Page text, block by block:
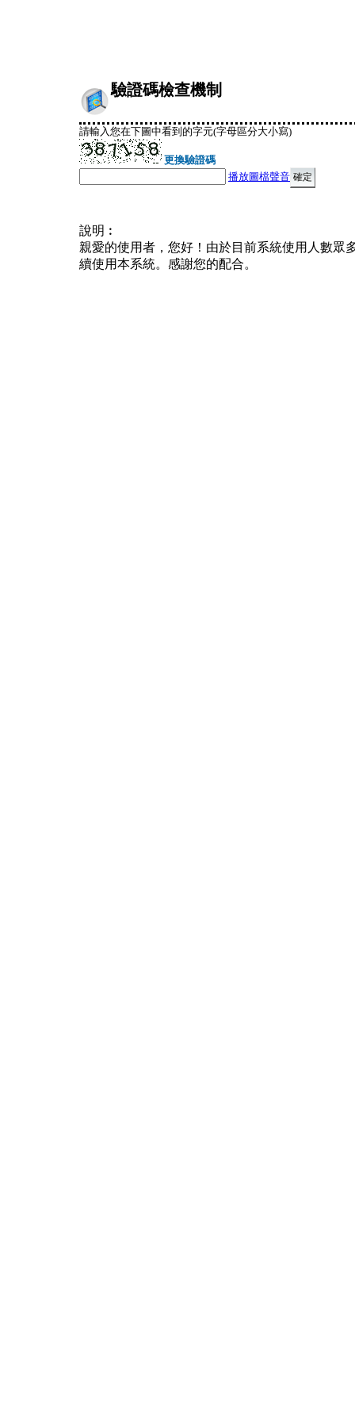
驗證碼檢查機制
請輸入您在下圖中看到的字元(字母區分大小寫)
更換驗證碼
播放圖檔聲音
說明︰
親愛的使用者，您好！由於目前系統使用人數眾
續使用本系統。感謝您的配合。